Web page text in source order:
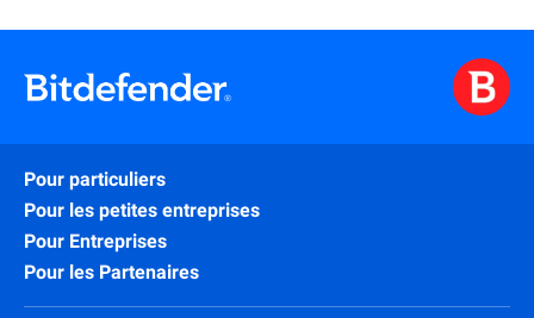
Pour particuliers
Pour les petites entreprises
Pour Entreprises
Pour les Partenaires